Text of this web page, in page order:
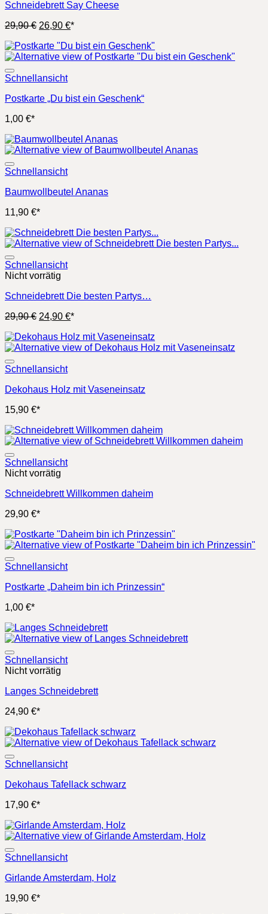
Schneidebrett Say Cheese
29,90€ Ursprünglicher
war:
29,90 €
26,90 €Aktueller
ist:
26,90 €.
*
Schnellansicht
Postkarte „Du bist ein Geschenk“
1,00 €*
Schnellansicht
Baumwollbeutel Ananas
11,90 €*
Schnellansicht
Nicht vorrätig
Schneidebrett Die besten Partys…
29,90€ Ursprünglicher
war:
29,90 €
24,90 €Aktueller
ist:
24,90 €.
*
Schnellansicht
Dekohaus Holz mit Vaseneinsatz
15,90 €*
Schnellansicht
Nicht vorrätig
Schneidebrett Willkommen daheim
29,90 €*
Schnellansicht
Postkarte „Daheim bin ich Prinzessin“
1,00 €*
Schnellansicht
Nicht vorrätig
Langes Schneidebrett
24,90 €*
Schnellansicht
Dekohaus Tafellack schwarz
17,90 €*
Schnellansicht
Girlande Amsterdam, Holz
19,90 €*